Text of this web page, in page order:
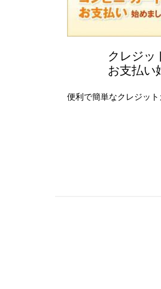
クレジッ
お支払い
便利で簡単なクレジット